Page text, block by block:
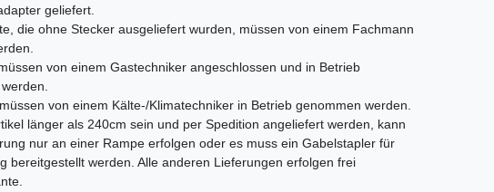
geliefert.
die ohne Stecker ausgeliefert wurden, müssen von einem Fachmann
von einem Gastechniker angeschlossen und in Betrieb
von einem Kälte-/Klimatechniker in Betrieb genommen werden.
länger als 240cm sein und per Spedition angeliefert werden, kann
nur an einer Rampe erfolgen oder es muss ein Gabelstapler für
bereitgestellt werden. Alle anderen Lieferungen erfolgen frei